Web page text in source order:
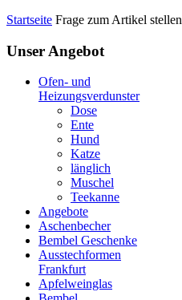
Startseite Frage zum Artikel stellen
Unser Angebot
Ofen- und
Heizungsverdunster
Dose
Ente
Hund
Katze
länglich
Muschel
Teekanne
Angebote
Aschenbecher
Bembel Geschenke
Ausstechformen
Frankfurt
Apfelweinglas